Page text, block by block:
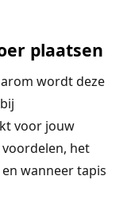
plaatsen
wordt deze
voor jouw
voordelen, het
wanneer tapis